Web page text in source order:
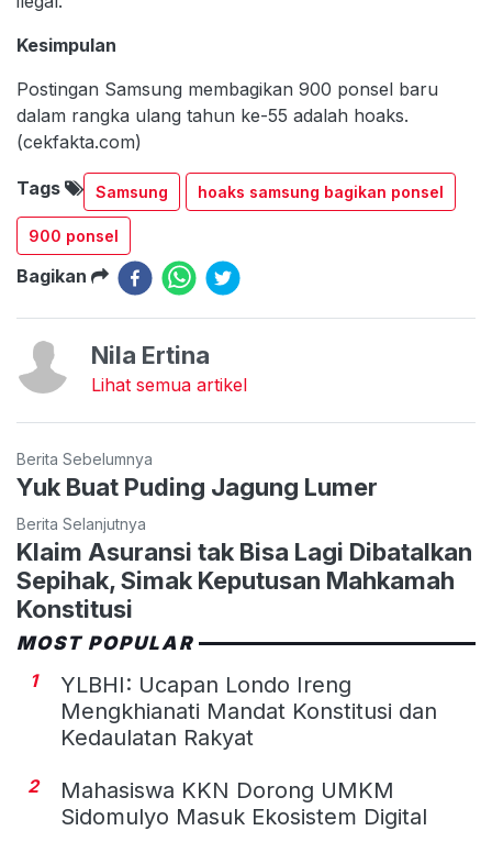
Kesimpulan
Postingan Samsung membagikan 900 ponsel baru
dalam rangka ulang tahun ke-55 adalah hoaks.
(cekfakta.com)
Tags Samsung hoaks samsung bagikan ponsel
900 ponsel
Bagikan
Nila Ertina
Lihat semua artikel
Berita Sebelumnya
Yuk Buat Puding Jagung Lumer
Berita Selanjutnya
Klaim Asuransi tak Bisa Lagi Dibatalkan
Sepihak, Simak Keputusan Mahkamah
Konstitusi
MOST POPULAR
1
YLBHI: Ucapan Londo Ireng
Mengkhianati Mandat Konstitusi dan
Kedaulatan Rakyat
2
Mahasiswa KKN Dorong UMKM
Sidomulyo Masuk Ekosistem Digital